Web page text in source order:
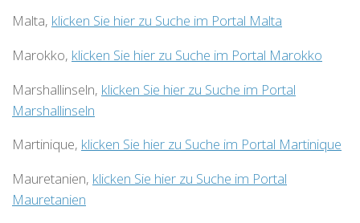
Malta, klicken Sie hier zu Suche im Portal Malta
Marokko, klicken Sie hier zu Suche im Portal Marokko
Marshallinseln, klicken Sie hier zu Suche im Portal
Marshallinseln
Martinique, klicken Sie hier zu Suche im Portal Martinique
Mauretanien, klicken Sie hier zu Suche im Portal
Mauretanien